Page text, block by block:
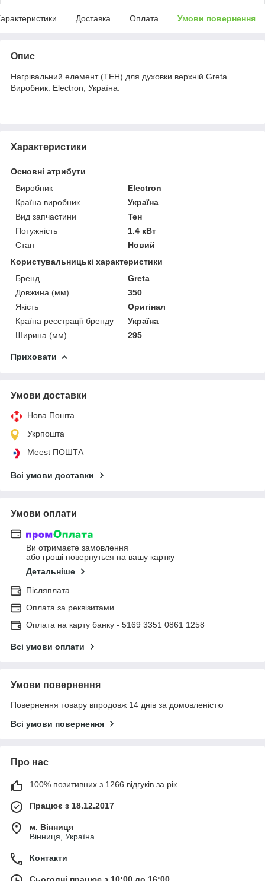
Доставка Оплата Умови повернення
Опис
Нагрівальний елемент (ТЕН) для духовки верхній Greta.
Виробник: Electron, Україна.
Характеристики
Основні атрибути
Виробник
Electron
Країна виробник
Україна
Вид запчастини
Тен
Потужність
1.4 кВт
Стан
Новий
Користувальницькі характеристики
Бренд
Greta
Довжина (мм)
350
Якість
Оригінал
Країна реєстрації бренду
Україна
Ширина (мм)
295
Приховати
Умови доставки
Нова Пошта
Укрпошта
Meest ПОШТА
Всі умови доставки
Умови оплати
Ви отримаєте замовлення
або гроші повернуться на вашу картку
Детальніше
Післяплата
Оплата за реквізитами
Оплата на карту банку - 5169 3351 0861 1258
Всі умови оплати
Умови повернення
Повернення товару впродовж 14 днів за домовленістю
Всі умови повернення
Про нас
100% позитивних з 1266 відгуків за рік
Працює з 18.12.2017
м. Вінниця
Вінниця, Україна
Контакти